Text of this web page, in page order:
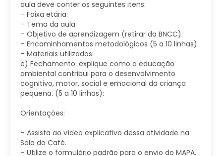
aula deve conter os seguintes itens:
– Faixa etária:
– Tema da aula:
– Objetivo de aprendizagem (retirar da BNCC):
– Encaminhamentos metodológicos (5 a 10 linhas):
– Materiais utilizados:
e) Fechamento: explique como a educação
ambiental contribui para o desenvolvimento
cognitivo, motor, social e emocional da criança
pequena. (5 a 10 linhas):
​Orientações:
– Assista ao vídeo explicativo dessa atividade na
Sala do Café.
– ​Utilize o formulário padrão para o envio do MAPA.